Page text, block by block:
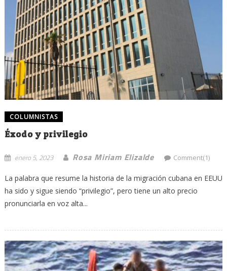
COLUMNISTAS
Éxodo y privilegio
enero 5, 2023 Rosa Miriam Elizalde Comment(1)
La palabra que resume la historia de la migración cubana en EEUU
ha sido y sigue siendo “privilegio”, pero tiene un alto precio
pronunciarla en voz alta...